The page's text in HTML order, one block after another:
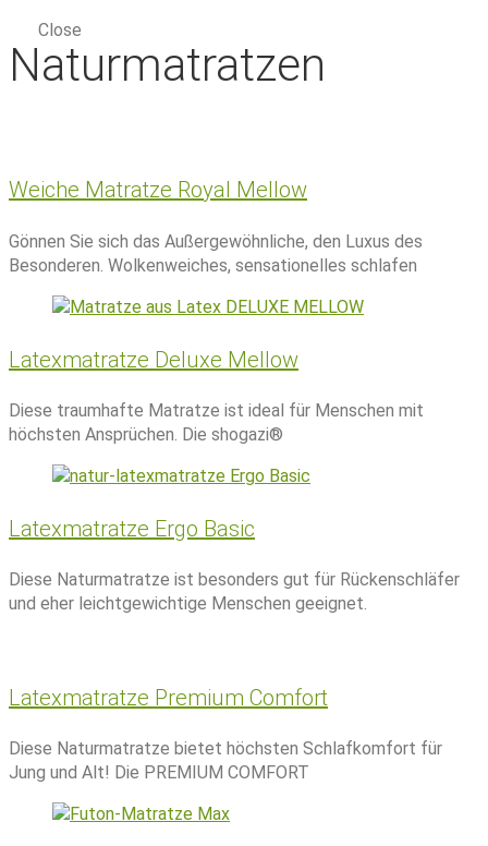
Close
Naturmatratzen
Weiche Matratze Royal Mellow
Gönnen Sie sich das Außergewöhnliche, den Luxus des
Besonderen. Wolkenweiches, sensationelles schlafen
Latexmatratze Deluxe Mellow
Diese traumhafte Matratze ist ideal für Menschen mit
höchsten Ansprüchen. Die shogazi®
Latexmatratze Ergo Basic
Diese Naturmatratze ist besonders gut für Rückenschläfer
und eher leichtgewichtige Menschen geeignet.
Latexmatratze Premium Comfort
Diese Naturmatratze bietet höchsten Schlafkomfort für
Jung und Alt! Die PREMIUM COMFORT